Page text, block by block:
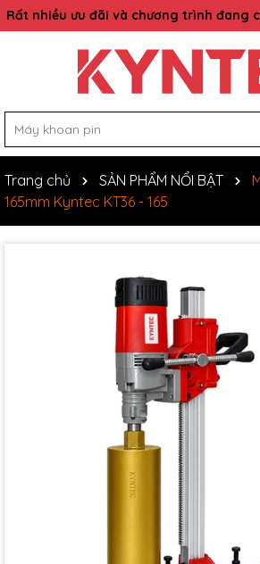
Rất nhiều ưu đãi và chương trình đang
Trang chủ SẢN PHẨM NỔI BẬT
165mm Kyntec KT36 - 165